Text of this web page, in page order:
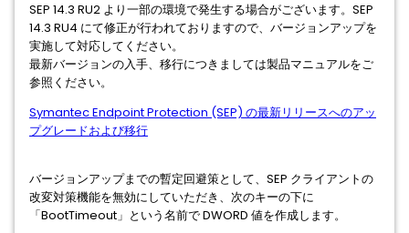
SEP 14.3 RU2 より一部の環境で発生する場合がございます。SEP
14.3 RU4 にて修正が行われておりますので、バージョンアップを
実施して対応してください。
最新バージョンの入手、移行につきましては製品マニュアルをご
参照ください。
Symantec Endpoint Protection (SEP) の最新リリースへのアッ
プグレードおよび移行
バージョンアップまでの暫定回避策として、SEP クライアントの
改変対策機能を無効にしていただき、次のキーの下に
「BootTimeout」という名前で DWORD 値を作成します。